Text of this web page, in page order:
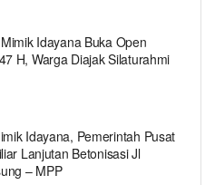
Idayana Buka Open
H, Warga Diajak Silaturahmi
Idayana, Pemerintah Pusat
Lanjutan Betonisasi Jl
– MPP